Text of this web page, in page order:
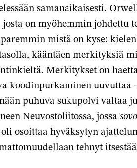
samanaikaisesti.
josta on myöhemmin johdettu
mistä on kyse:
kääntäen merkityksiä
Merkitykset on
koodinpurkaminen uuvuttaa
puhuva sukupolvi valtaa
Neuvostoliitossa, jossa
osoittaa hyväksytyn
tehnyt